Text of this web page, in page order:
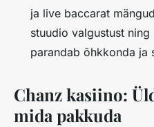
ja live baccarat
stuudio valgustust
parandab õhkkonda ja
Chanz kasiino:
mida pakkuda